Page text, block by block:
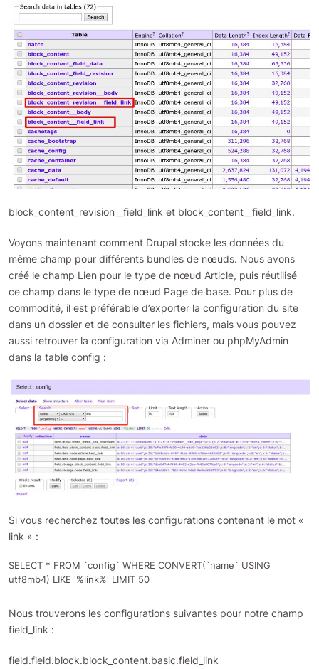
block_content_revision__field_link et block_content__field_link.
Voyons maintenant comment Drupal stocke les données du
même champ pour différents bundles de nœuds. Nous avons
créé le champ Lien pour le type de nœud Article, puis réutilisé
ce champ dans le type de nœud Page de base. Pour plus de
commodité, il est préférable d’exporter la configuration du site
dans un dossier et de consulter les fichiers, mais vous pouvez
aussi retrouver la configuration via Adminer ou phpMyAdmin
dans la table config :
Si vous recherchez toutes les configurations contenant le mot «
link » :
SELECT * FROM `config` WHERE CONVERT(`name` USING
Nous trouverons les configurations suivantes pour notre champ
field_link :
field.field.block.block_content.basic.field_link